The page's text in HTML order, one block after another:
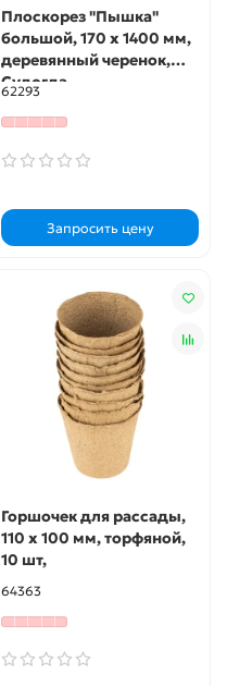
Плоскорез "Пышка"
большой, 170 х 1400 мм,
деревянный черенок,
Судогда,
62293
Запросить цену
Горшочек для рассады,
110 х 100 мм, торфяной,
10 шт,
64363